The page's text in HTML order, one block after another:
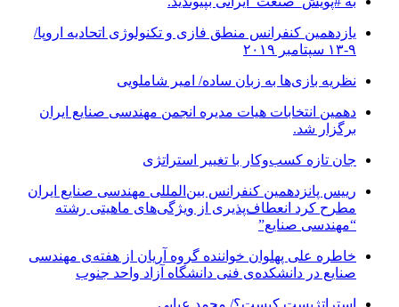
یازدهمین کنفرانس منطق فازی و تکنولوژی اتحادیه اروپا/
۹-۱۳ سپتامبر ۲۰۱۹
نظریه بازی‌ها به زبان ساده/ امیر شاملویی
دهمین انتخابات هیات مدیره انجمن مهندسی صنایع ایران
برگزار شد.
جان تازه کسب‌وکار با تغییر استراتژی
رییس پانزدهمین کنفرانس بین‌المللی مهندسی صنایع ایران
مطرح کرد انعطاف‌پذیری از ویژگی‌های ماهیتی رشته
“مهندسی صنایع”
خاطره علی پهلوان خواننده گروه آریان از هفته‌ی مهندسی
صنایع در دانشکده‌ی فنی دانشگاه آزاد واحد جنوب
استراتژیست کیست؟‬/ محمد عبایی